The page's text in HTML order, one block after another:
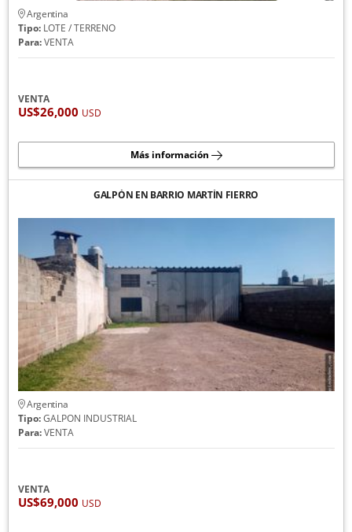
Argentina
Tipo:LOTE / TERRENO
Para:VENTA
VENTA
US$26,000 USD
Más información
GALPÓN EN BARRIO MARTÍN FIERRO
Argentina
Tipo:GALPON INDUSTRIAL
Para:VENTA
VENTA
US$69,000 USD